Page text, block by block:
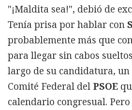
"¡Maldita sea!", debió de
Tenía prisa por hablar con
probablemente más que
para llegar sin cabos
largo de su candidatura, un
Comité Federal del PSOE
calendario congresual.